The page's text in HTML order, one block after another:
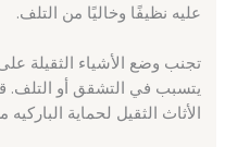
عليه نظيفًا وخاليًا من التلف.
تجنب وضع الأشياء الثقيلة
يتسبب في التشقق أو
الأثاث الثقيل لحماية